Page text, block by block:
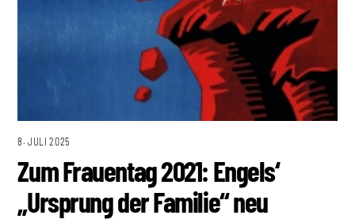
8. JULI 2025
Zum Frauentag 2021: Engels‘
„Ursprung der Familie“ neu